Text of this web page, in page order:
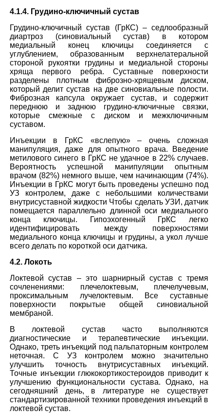
4.1.4. Грудино-ключичный сустав
Грудино-ключичный сустав (ГрКС) – седлообразный
диартроз (синовиальный сустав) в котором
медиальный конец ключицы соединяется с
углублением, образованным верхнелатеральной
стороной рукоятки грудины и медиальной стороны
хряща первого ребра. Суставные поверхности
разделены плотным фиброзно-хрящевым диском,
который делит сустав на две синовиальные полости.
Фиброзная капсула окружает сустав, и содержит
переднюю и заднюю грудино-ключичные связки,
которые смежные с диском и межключичным
суставом.
Инъекции в ГрКС «вслепую» – очень сложная
манипуляция, даже для опытного врача. Введение
метилового синего в ГрКС не удачное в 22% случаев.
Вероятность успешной манипуляции опытным
врачом (82%) немного выше, чем начинающим (74%).
Инъекции в ГрКС могут быть проведены успешно под
УЗ контролем, даже с небольшими количествами
внутрисуставной жидкости Чтобы сделать УЗИ, датчик
помещается параллельно длинной оси медиального
конца ключицы. Гипоэхогенный ГрКС легко
идентифицировать между поверхностями
медиального конца ключицы и грудины, а укол лучше
всего делать по короткой оси датчика.
4.2. Локоть
Локтевой сустав – это шарнирный сустав с тремя
сочленениями: плечелоктевым, плечелучевым,
проксимальным лучелоктевым. Все суставные
поверхности покрытые общей синовиальной
мембраной.
В локтевой сустав часто выполняются
диагностические и терапевтические инъекции.
Однако, треть инъекций под пальпаторным контролем
неточная. С УЗ контролем можно значительно
улучшить точность внутрисуставных инъекций.
Точные инъекции глюкокортикостероидов приводит к
улучшению функциональности сустава. Однако, на
сегодняшний день, в литературе не существует
стандартизированной техники проведения инъекций в
локтевой сустав.